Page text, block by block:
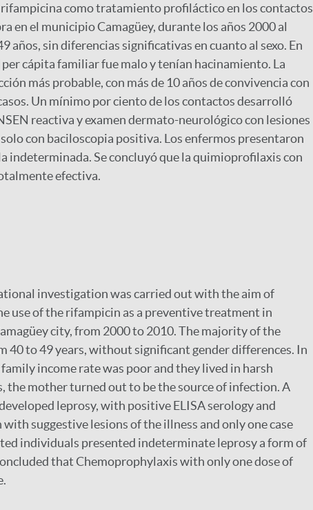
como tratamiento profiláctico en los contactos
en el municipio Camagüey, durante los años 2000 al
años, sin diferencias significativas en cuanto al sexo. En
cápita familiar fue malo y tenían hacinamiento. La
más probable, con más de 10 años de convivencia con
Un mínimo por ciento de los contactos desarrolló
reactiva y examen dermato-neurológico con lesiones
con baciloscopia positiva. Los enfermos presentaron
indeterminada. Se concluyó que la quimioprofilaxis con
efectiva.
investigation was carried out with the aim of
use of the rifampicin as a preventive treatment in
city, from 2000 to 2010. The majority of the
40 to 49 years, without significant gender differences. In
income rate was poor and they lived in harsh
the mother turned out to be the source of infection. A
leprosy, with positive ELISA serology and
suggestive lesions of the illness and only one case
individuals presented indeterminate leprosy a form of
that Chemoprophylaxis with only one dose of